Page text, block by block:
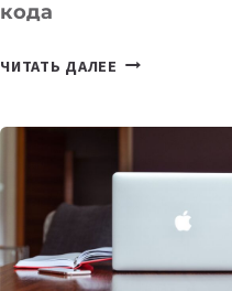
кода
ЧИТАТЬ ДАЛЕЕ
КОТОРЫЕ
СОЗДАВАТЬ
БЕЗ